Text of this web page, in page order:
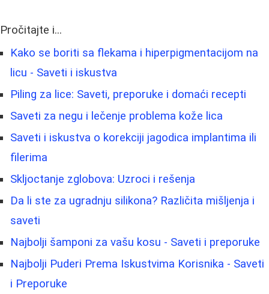
Pročitajte i...
Kako se boriti sa flekama i hiperpigmentacijom na
licu - Saveti i iskustva
Piling za lice: Saveti, preporuke i domaći recepti
Saveti za negu i lečenje problema kože lica
Saveti i iskustva o korekciji jagodica implantima ili
filerima
Skljoctanje zglobova: Uzroci i rešenja
Da li ste za ugradnju silikona? Različita mišljenja i
saveti
Najbolji šamponi za vašu kosu - Saveti i preporuke
Najbolji Puderi Prema Iskustvima Korisnika - Saveti
i Preporuke